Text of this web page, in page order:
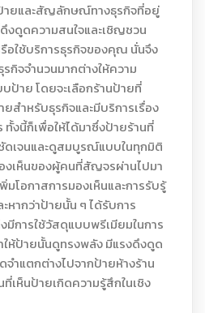
ายและสัญลักษณ์ทางธุรกิจที่อยู่
งดูดความสนใจและเชิญชวน
อใช้บริการธุรกิจของคุณ นั่นจึง
กิจจำนวนมากต่างให้ความ
ป้าย โดยจะเลือกร้านป้ายที่
สำหรับธุรกิจและมีบริการเรื่อง
งนี้ก็เพื่อให้ได้มาซึ่งป้ายร้านที่
ดเจนและดูสมบูรณ์แบบในทุกมิติ
งเห็นของผู้คนที่สัญจรผ่านไปมา
โอกาสการมองเห็นและการรับรู้
หากว่าป้ายนั้น ๆ ได้รับการ
การใช้วัสดุแบบพรีเมียมในการ
ห้ป้ายนั้นดูทรงพลัง มีแรงดึงดูด
จำแตกต่างไปจากป้ายห้างร้าน
ที่เห็นป้ายเกิดความรู้สึกในเชิง